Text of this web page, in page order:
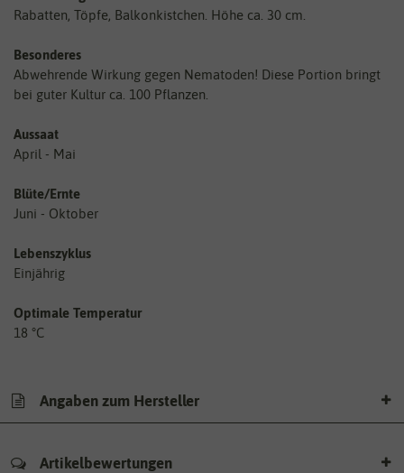
Rabatten, Töpfe, Balkonkistchen. Höhe ca. 30 cm.
Besonderes
Abwehrende Wirkung gegen Nematoden! Diese Portion bringt
bei guter Kultur ca. 100 Pflanzen.
Aussaat
April - Mai
Blüte/Ernte
Juni - Oktober
Lebenszyklus
Einjährig
Optimale Temperatur
18 °C
Angaben zum Hersteller
Artikelbewertungen